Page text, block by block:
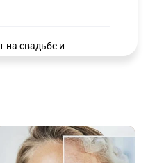
на свадьбе и
дороже. Почему в
расти цены на